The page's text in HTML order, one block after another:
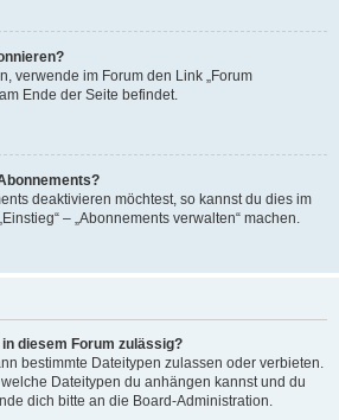
verwende im Forum den Link „Forum
Ende der Seite befindet.
deaktivieren möchtest, so kannst du dies im
– „Abonnements verwalten“ machen.
diesem Forum zulässig?
bestimmte Dateitypen zulassen oder verbieten.
Dateitypen du anhängen kannst und du
dich bitte an die Board-Administration.